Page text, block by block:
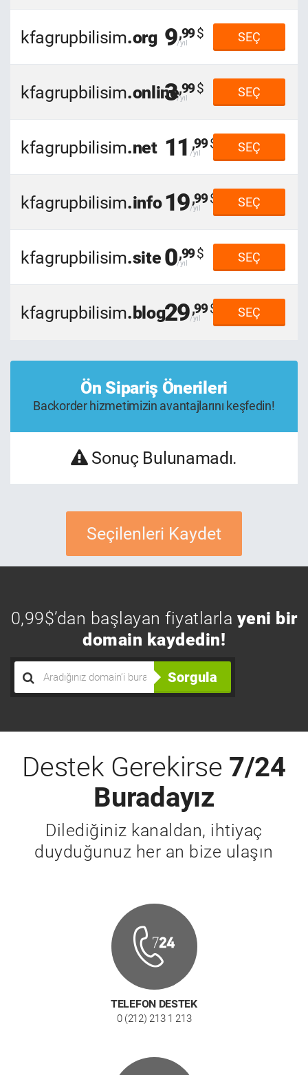
kfagrupbilisim.org 9,99 SEÇ
kfagrupbilisim.online
3,99 SEÇ
kfagrupbilisim.net 11 ,99 SEÇ
kfagrupbilisim.info19,99 SEÇ
kfagrupbilisim.site0,99 SEÇ
kfagrupbilisim.blog29,99 SEÇ
Ön Sipariş Önerileri
Backorder hizmetimizin avantajlarını keşfedin!
Sonuç Bulunamadı.
Seçilenleri Kaydet
0,99$’dan başlayan fiyatlarla yeni bir
domain kaydedin!
Sorgula
Destek Gerekirse 7/24
Buradayız
Dilediğiniz kanaldan, ihtiyaç
duyduğunuz her an bize ulaşın
TELEFON DESTEK
0 (212) 213 1 213